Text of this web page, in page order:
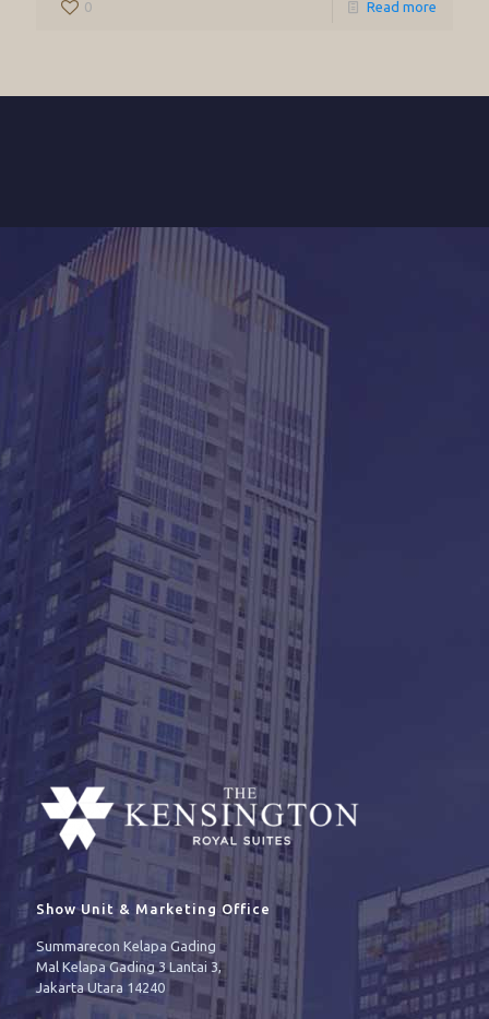
0 Read more
Show Unit & Marketing Office
Summarecon Kelapa Gading
Mal Kelapa Gading 3 Lantai 3,
Jakarta Utara 14240